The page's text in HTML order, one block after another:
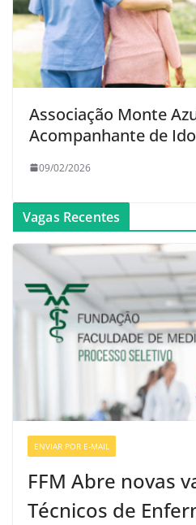
Associação Monte
Acompanhante de
09/02/2026
Vagas Recentes
ENVIAR POR E-MAIL
FFM Abre novas
Técnicos de